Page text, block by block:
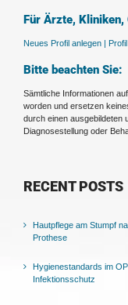
Für Ärzte, Kliniken,
Neues Profil anlegen |
Bitte beachten Sie:
Sämtliche Informationen
worden und ersetzen
durch einen ausgebildeten
Diagnosestellung oder
RECENT POSTS
Hautpflege am Stumpf
Prothese
Hygienestandards im
Infektionsschutz